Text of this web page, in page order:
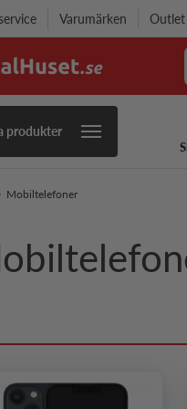
Varumärken Outlet
produkter
Mobiltelefoner